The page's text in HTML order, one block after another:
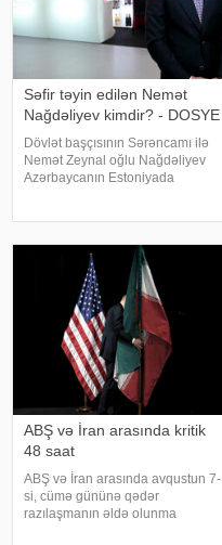
Səfir təyin edilən Nemət
Nağdəliyev kimdir? - DOSYE
Dövlət başçısının Sərəncamı ilə
Nemət Zeynal oğlu Nağdəliyev
Azərbaycanın Estoniyada
məsələləri üzrə köməkçisi - şöbə
müdiri Zeyna
ABŞ və İran arasında kritik
48 saat
ABŞ və İran arasında avqustun 7-
si, cümə gününə qədər
razılaşmanın əldə olunma